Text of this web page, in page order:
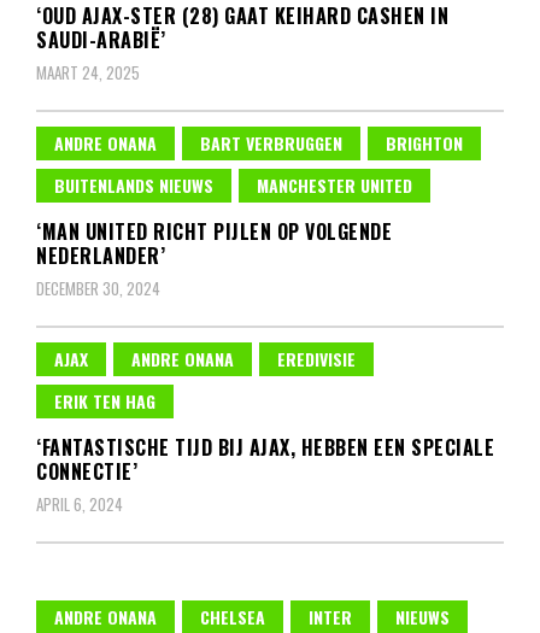
‘OUD AJAX-STER (28) GAAT KEIHARD CASHEN IN
SAUDI-ARABIË’
MAART 24, 2025
ANDRE ONANA BART VERBRUGGEN
BRIGHTON
BUITENLANDS NIEUWS
MANCHESTER UNITED
‘MAN UNITED RICHT PIJLEN OP VOLGENDE
NEDERLANDER’
DECEMBER 30, 2024
AJAX ANDRE ONANA
EREDIVISIE
ERIK TEN HAG
‘FANTASTISCHE TIJD BIJ AJAX, HEBBEN EEN SPECIALE
CONNECTIE’
APRIL 6, 2024
ANDRE ONANA CHELSEA INTER NIEUWS